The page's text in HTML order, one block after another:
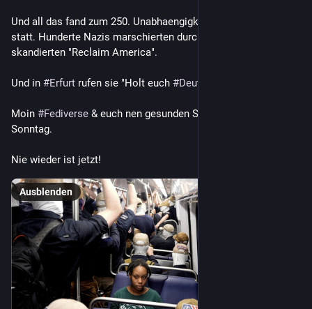
Und all das fand zum 250. Unabhaengigkeitstag der
statt. Hunderte Nazis marschierten durch die Stadt und
skandierten "Reclaim America".
Und in #Erfurt rufen sie "Holt euch #Deutschland
Moin #Fediverse & euch nen gesunden Start in diesen
Sonntag.
Nie wieder ist jetzt!
Ausblenden